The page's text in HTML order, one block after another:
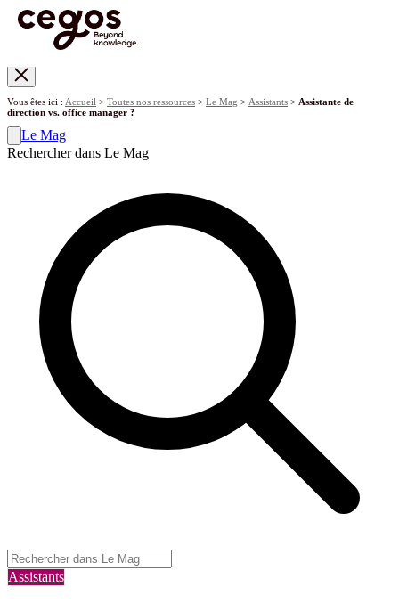
Vous êtes ici : Accueil > Toutes nos ressources > Le Mag > Assistants > Assistante de
direction vs. office manager ?
Le Mag
Rechercher dans Le Mag
Assistants